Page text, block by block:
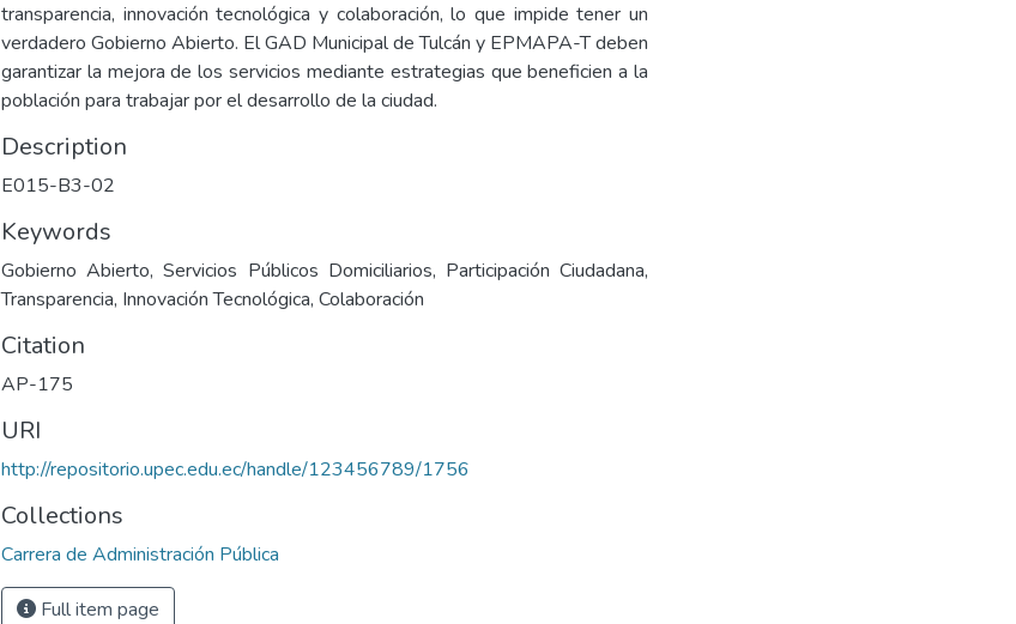
transparencia, innovación tecnológica y colaboración, lo que impide tener un
verdadero Gobierno Abierto. El GAD Municipal de Tulcán y EPMAPA-T deben
garantizar la mejora de los servicios mediante estrategias que beneficien a la
población para trabajar por el desarrollo de la ciudad.
Description
E015-B3-02
Keywords
Gobierno Abierto, Servicios Públicos Domiciliarios, Participación Ciudadana,
Transparencia, Innovación Tecnológica, Colaboración
Citation
AP-175
URI
http://repositorio.upec.edu.ec/handle/123456789/1756
Collections
Carrera de Administración Pública
Full item page